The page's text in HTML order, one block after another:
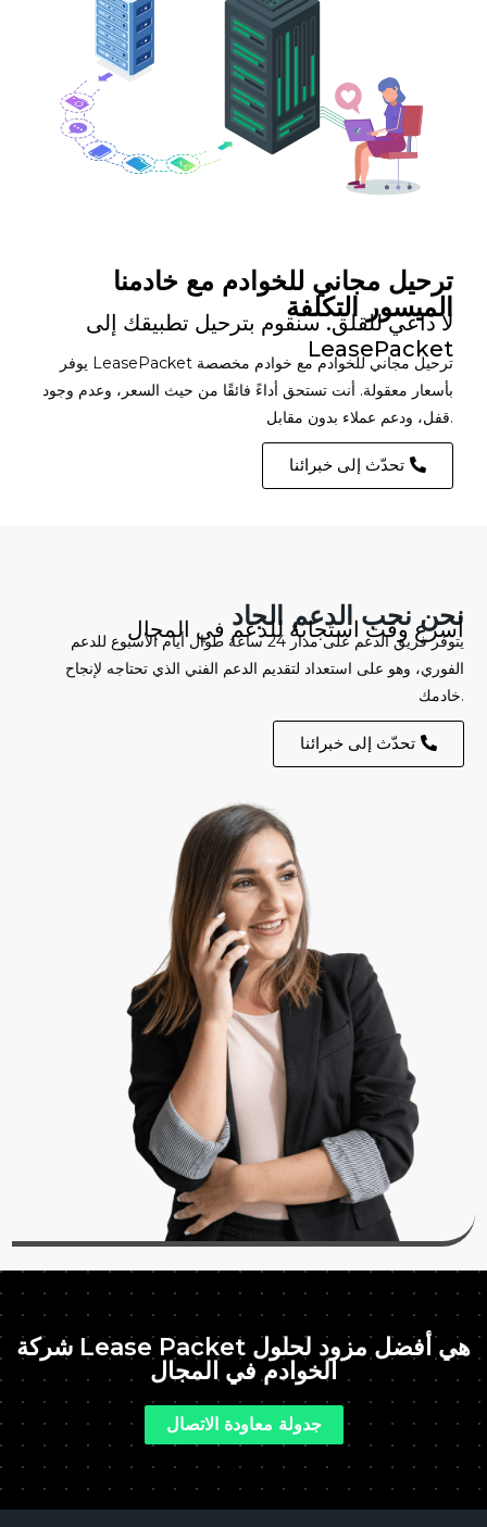
ترحيل مجاني للخوادم مع خادمنا
الميسور التكلفة
لا داعي للقلق. سنقوم بترحيل تطبيقك إلى
LeasePacket
يوفر LeasePacket ترحيل مجاني للخوادم مع خوادم مخصصة
بأسعار معقولة. أنت تستحق أداءً فائقًا من حيث السعر، وعدم وجود
قفل، ودعم عملاء بدون مقابل.
تحدّث إلى خبرائنا
نحن نحب الدعم الجاد
أسرع وقت استجابة للدعم في المجال
يتوفر فريق الدعم على مدار 24 ساعة طوال أيام الأسبوع للدعم
الفوري، وهو على استعداد لتقديم الدعم الفني الذي تحتاجه لإنجاح
خادمك.
تحدّث إلى خبرائنا
شركة Lease Packet هي أفضل مزود لحلول
الخوادم في المجال
جدولة معاودة الاتصال